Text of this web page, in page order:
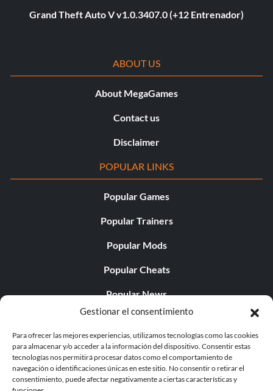
Gestionar el consentimiento
Para ofrecer las mejores experiencias, utilizamos tecnologías como las cookies
para almacenar y/o acceder a la información del dispositivo. Consentir estas
tecnologías nos permitirá procesar datos como el comportamiento de
navegación o identificaciones únicas en este sitio. No consentir o retirar el
consentimiento, puede afectar negativamente a ciertas características y
Grand Theft Auto V v1.0.3407.0 (+12 Entrenador)
ABOUT US
About MegaGames
Contact us
Disclaimer
POPULAR LINKS
Popular Games
Popular Trainers
Popular Mods
Popular Cheats
Popular News
Popular Editorials
Popular Free Games
LATEST UPDATES